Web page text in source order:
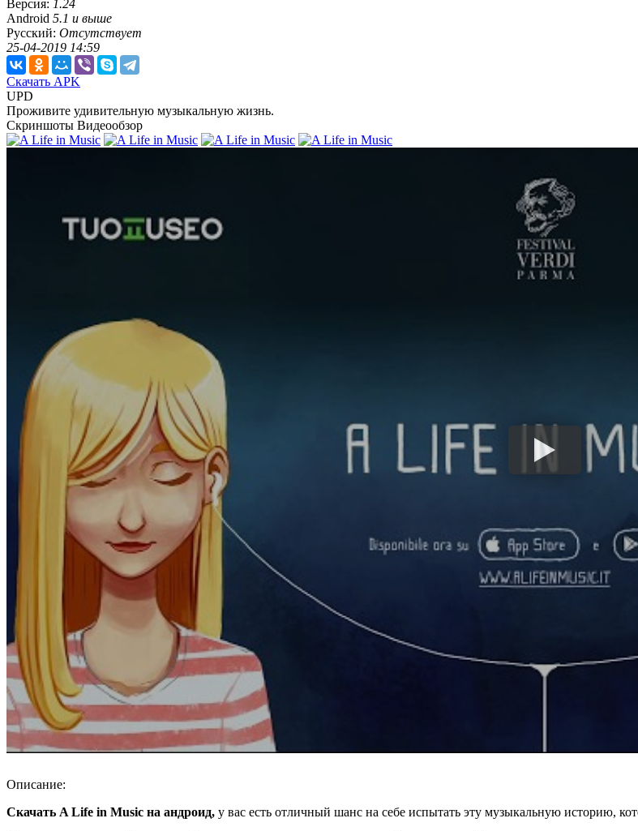
Версия: 1.24
Android 5.1 и выше
Русский: Отсутствует
25-04-2019 14:59
Скачать APK
UPD
Проживите удивительную музыкальную жизнь.
Скриншоты Видеообзор
Описание:
Скачать A Life in Music на андроид, у вас есть отличный шанс на себе испытать эту музыкальную историю,